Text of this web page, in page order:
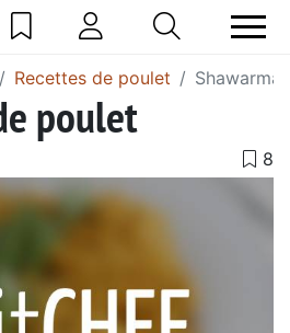
Recettes de poulet Shawarma
poulet